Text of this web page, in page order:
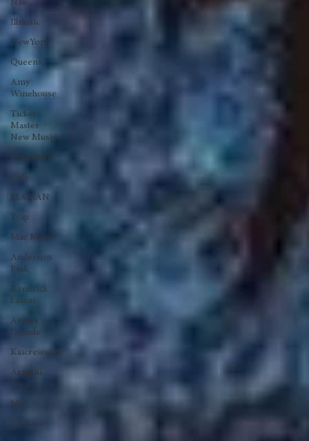
Big Daddy
Illmatic
NewYork
Queens
Amy
Winehouse
Ticket
Master
RnB
Trap
Mac Miller
Anderson
Paak
Kendrick
Lamar
Ariana
Grande
Kaicrewsade
Armani